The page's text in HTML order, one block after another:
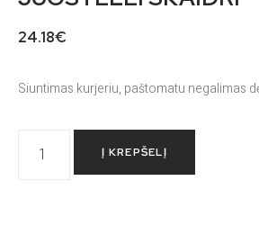
24.18€
Siuntimas kurjeriu, paštomatu negalimas
Į KREPŠELĮ